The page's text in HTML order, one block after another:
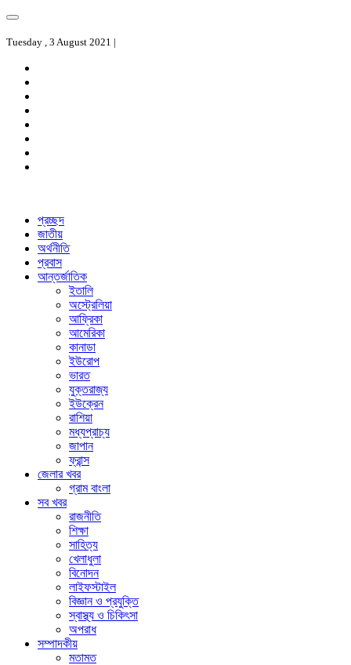
Tuesday , 3 August 2021 |
প্রচ্ছদ
জাতীয়
অর্থনীতি
প্রবাস
আন্তর্জাতিক
ইতালি
অস্ট্রেলিয়া
আফ্রিকা
আমেরিকা
কানাডা
ইউরোপ
ভারত
যুক্তরাজ্য
ইউক্রেন
রাশিয়া
মধ্যপ্রাচ্য
জাপান
ফ্রান্স
জেলার খবর
গ্রাম বাংলা
সব খবর
রাজনীতি
শিক্ষা
সাহিত্য
খেলাধুলা
বিনোদন
লাইফস্টাইল
বিজ্ঞান ও প্রযুক্তি
স্বাস্থ্য ও চিকিৎসা
অপরাধ
সম্পাদকীয়
মতামত